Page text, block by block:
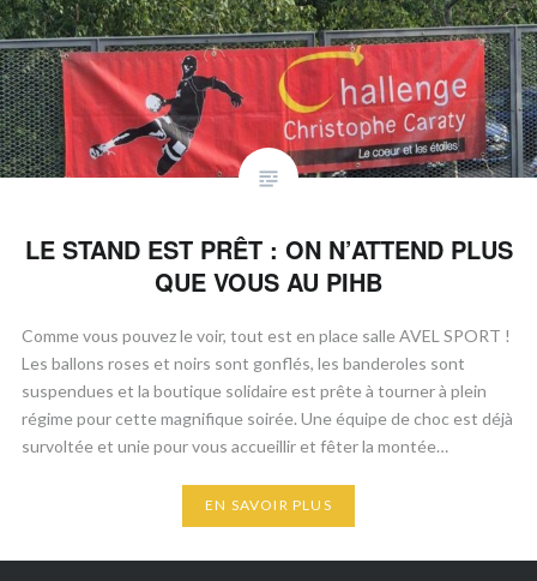
LE STAND EST PRÊT : ON N’ATTEND PLUS
QUE VOUS AU PIHB
​Comme vous pouvez le voir, tout est en place salle AVEL SPORT !
Les ballons roses et noirs sont gonflés, les banderoles sont
suspendues et la boutique solidaire est prête à tourner à plein
régime pour cette magnifique soirée. ​Une équipe de choc est déjà
survoltée et unie pour vous accueillir et fêter la montée…
EN SAVOIR PLUS